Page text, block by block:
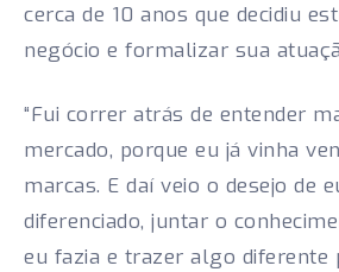
cerca de 10 anos que decidiu
negócio e formalizar sua
“Fui correr atrás de entender
mercado, porque eu já vinha
marcas. E daí veio o desejo de
diferenciado, juntar o
eu fazia e trazer algo diferente